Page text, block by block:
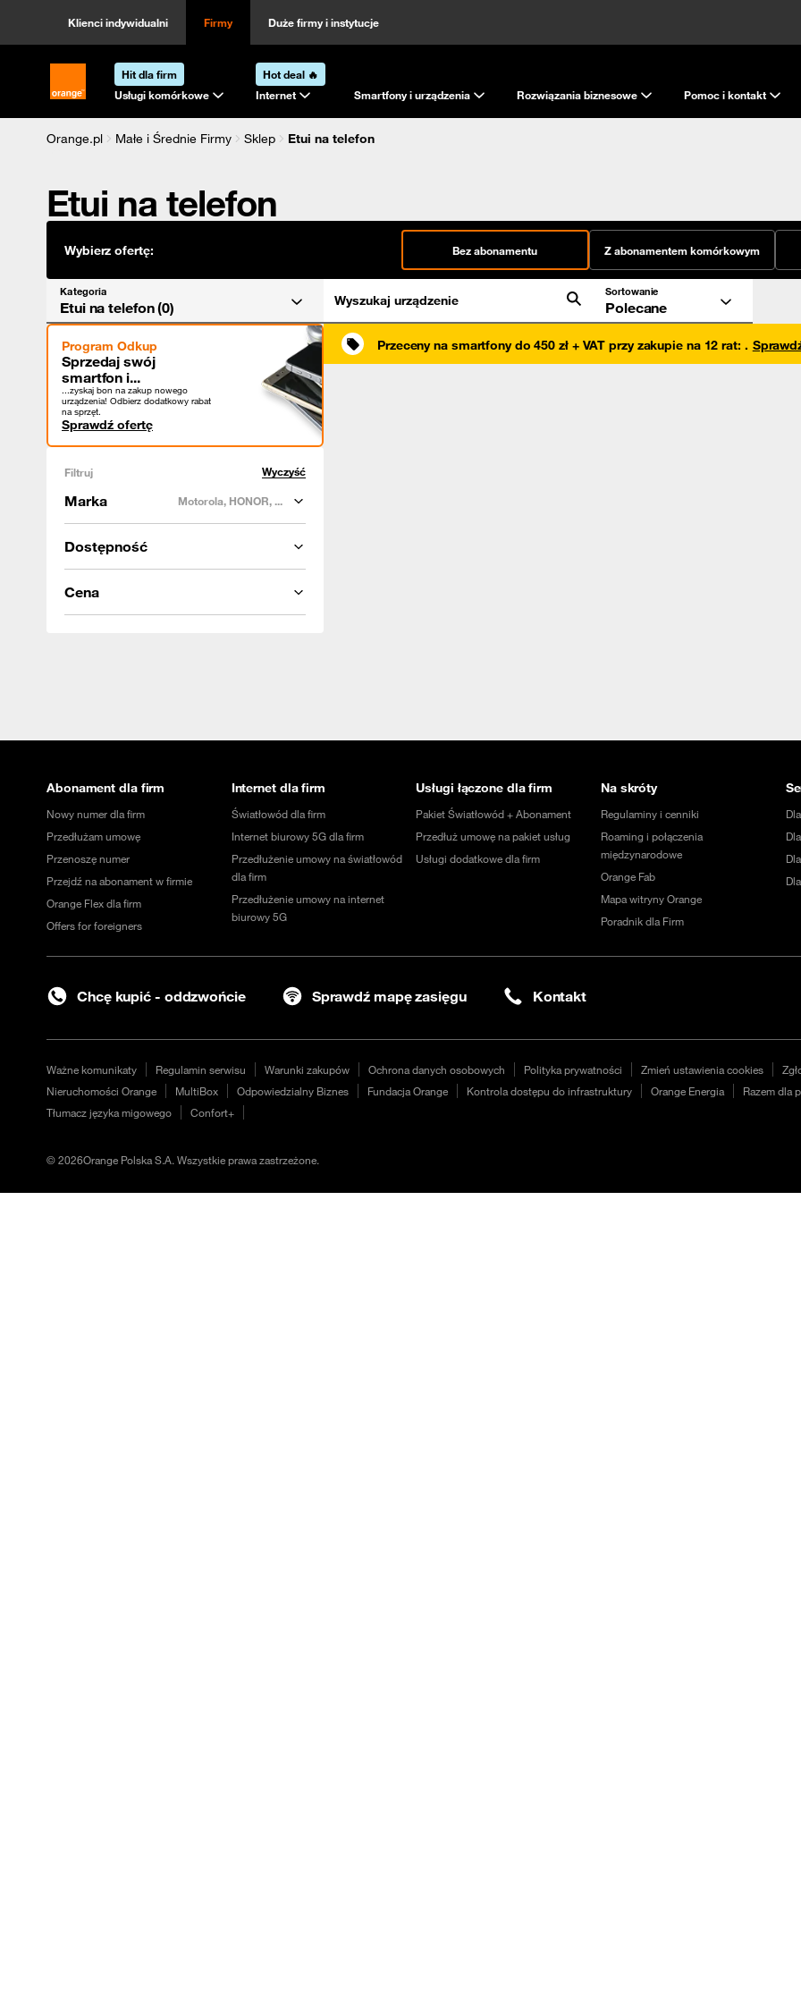
Klienci indywidualni Firmy Duże firmy i instytucje
Strona główna Orange.pl
Hit dla firm
Usługi komórkowe
Hot deal 🔥
Internet
Smartfony i urządzenia Rozwiązania biznesowe Pomoc i kontakt
Orange.pl Małe i Średnie Firmy Sklep
Etui na telefon
Etui na telefon
Wybierz ofertę: Bez abonamentu Z abonamentem komórkowym
Kategoria
Etui na telefon (0) Wyszukaj urządzenie
Sortowanie
Polecane
Program Odkup
Sprzedaj swój
smartfon i...
...zyskaj bon na zakup nowego
urządzenia! Odbierz dodatkowy rabat
na sprzęt.
Sprawdź ofertę
Filtruj Wyczyść
Marka Motorola, HONOR, ...
Dostępność
Cena
Przeceny na smartfony do 450 zł + VAT przy zakupie na 12 rat: .
Abonament dla firm
Nowy numer dla firm
Przedłużam umowę
Przenoszę numer
Przejdź na abonament w firmie
Orange Flex dla firm
Offers for foreigners
Internet dla firm
Światłowód dla firm
Internet biurowy 5G dla firm
Przedłużenie umowy na światłowód
dla firm
Przedłużenie umowy na internet
biurowy 5G
Usługi łączone dla firm
Pakiet Światłowód + Abonament
Przedłuż umowę na pakiet usług
Usługi dodatkowe dla firm
Na skróty
Regulaminy i cenniki
Roaming i połączenia
międzynarodowe
Orange Fab
Mapa witryny Orange
Poradnik dla Firm
Chcę kupić - oddzwońcie Sprawdź mapę zasięgu Kontakt
Ważne komunikaty Regulamin serwisu Warunki zakupów Ochrona danych osobowych Polityka prywatności Zmień ustawienia cookies
Nieruchomości Orange
MultiBox Odpowiedzialny Biznes Fundacja Orange Kontrola dostępu do infrastruktury Orange Energia Razem dla
Tłumacz języka migowego
Confort+
©2026Orange Polska S.A. Wszystkie prawa zastrzeżone.